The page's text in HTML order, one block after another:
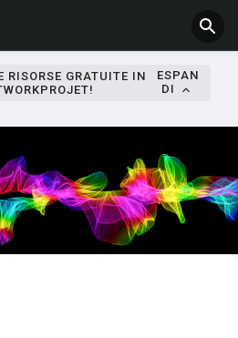
RISORSE GRATUITE IN
ESPAN
DI